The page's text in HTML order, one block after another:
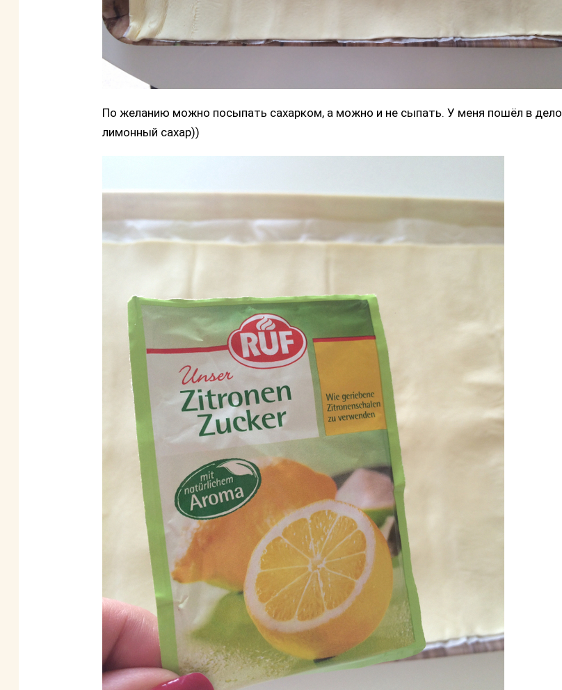
По желанию можно посыпать сахарком, а можно и не сыпать. У меня пошёл в дело
лимонный сахар))